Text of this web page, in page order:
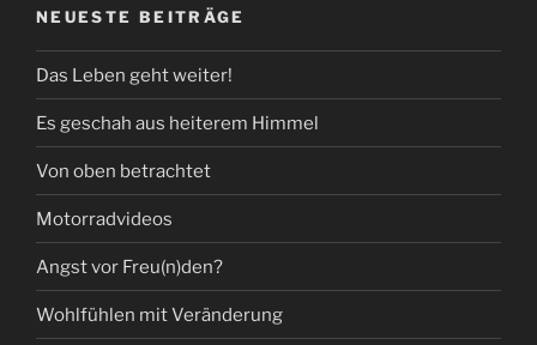
NEUESTE BEITRÄGE
Das Leben geht weiter!
Es geschah aus heiterem Himmel
Von oben betrachtet
Motorradvideos
Angst vor Freu(n)den?
Wohlfühlen mit Veränderung